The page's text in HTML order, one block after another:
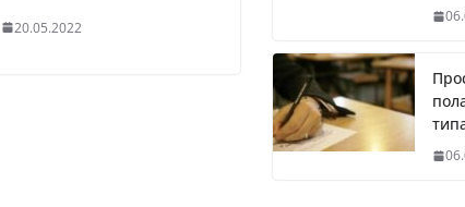
20.05.2022